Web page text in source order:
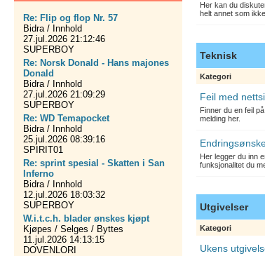
Re: Flip og flop Nr. 57
Bidra / Innhold
27.jul.2026 21:12:46
SUPERBOY
Re: Norsk Donald - Hans majones
Donald
Bidra / Innhold
27.jul.2026 21:09:29
SUPERBOY
Re: WD Temapocket
Bidra / Innhold
25.jul.2026 08:39:16
SPIRIT01
Re: sprint spesial - Skatten i San
Inferno
Bidra / Innhold
12.jul.2026 18:03:32
SUPERBOY
W.i.t.c.h. blader ønskes kjøpt
Kjøpes / Selges / Byttes
11.jul.2026 14:13:15
DOVENLORI
Her kan du
helt annet som
Teknisk
Kategori
Feil med
Finner du en feil
melding her.
Her legger du inn
funksjonalitet du
Utgivelser
Kategori
Ukens